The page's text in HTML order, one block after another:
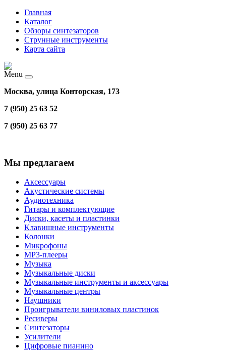
Главная
Каталог
Обзоры синтезаторов
Струнные инструменты
Карта сайта
Menu
Москва, улица Конторская, 173
7 (950) 25 63 52
7 (950) 25 63 77
Мы предлагаем
Аксессуары
Акустические системы
Аудиотехника
Гитары и комплектующие
Диски, касеты и пластинки
Клавишные инструменты
Колонки
Микрофоны
МР3-плееры
Музыка
Музыкальные диски
Музыкальные инструменты и аксессуары
Музыкальные центры
Наушники
Проигрыватели виниловых пластинок
Ресиверы
Синтезаторы
Усилители
Цифровые пианино